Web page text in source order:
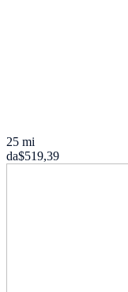
25 mi
da$519,39